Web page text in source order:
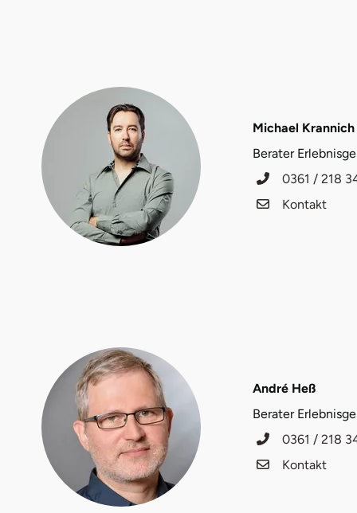
Michael Krannich
Berater
0361 / 218
Kontakt
André Heß
Berater
0361 / 218
Kontakt
Essen
Frankfurt am Main
Fürstenfeldbruck
Fürth
Geiselwind
Gelnhausen